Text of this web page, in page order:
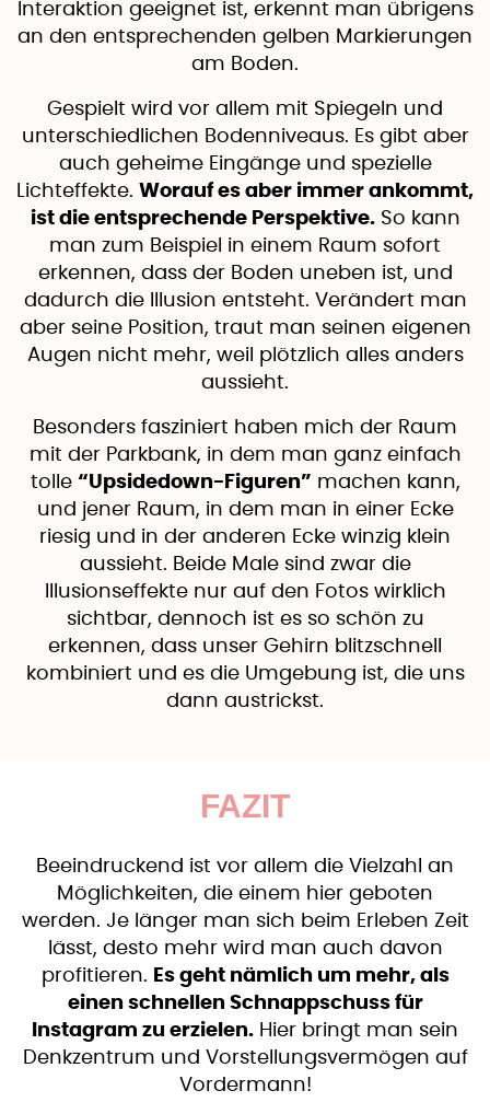
Interaktion geeignet ist, erkennt man übrigens
an den entsprechenden gelben Markierungen
am Boden.
Gespielt wird vor allem mit Spiegeln und
unterschiedlichen Bodenniveaus. Es gibt aber
auch geheime Eingänge und spezielle
Lichteffekte. Worauf es aber immer ankommt,
ist die entsprechende Perspektive.So kann
man zum Beispiel in einem Raum sofort
erkennen, dass der Boden uneben ist, und
dadurch die Illusion entsteht. Verändert man
aber seine Position, traut man seinen eigenen
Augen nicht mehr, weil plötzlich alles anders
aussieht.
Besonders fasziniert haben mich der Raum
mit der Parkbank, in dem man ganz einfach
tolle “Upsidedown-Figuren” machen kann,
und jener Raum, in dem man in einer Ecke
riesig und in der anderen Ecke winzig klein
aussieht. Beide Male sind zwar die
Illusionseffekte nur auf den Fotos wirklich
sichtbar, dennoch ist es so schön zu
erkennen, dass unser Gehirn blitzschnell
kombiniert und es die Umgebung ist, die uns
dann austrickst.
FAZIT
Beeindruckend ist vor allem die Vielzahl an
Möglichkeiten, die einem hier geboten
werden. Je länger man sich beim Erleben Zeit
lässt, desto mehr wird man auch davon
profitieren. Es geht nämlich um mehr, als
einen schnellen Schnappschuss für
Instagram zu erzielen. Hier bringt man sein
Denkzentrum und Vorstellungsvermögen auf
Vordermann!